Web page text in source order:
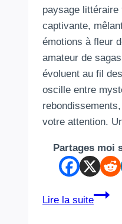
paysage
captivante,
émotions à fleur
amateur de
évoluent au fil
oscille entre
votre attention.
Partages moi
Lire la suite
« Hors